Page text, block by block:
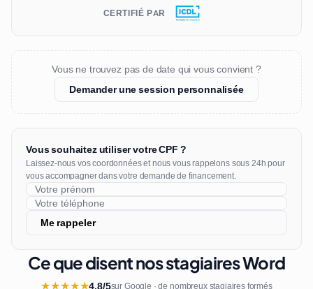
CERTIFIÉ PAR
Vous ne trouvez pas de date qui vous convient ?
Demander une session personnalisée
Vous souhaitez utiliser votre CPF ?
Laissez-nous vos coordonnées et nous vous rappelons sous 24h pour
vous accompagner dans votre demande de financement.
Me rappeler
Ce que disent nos stagiaires Word
★★★★★4.8/5sur Google · de nombreux stagiaires formés